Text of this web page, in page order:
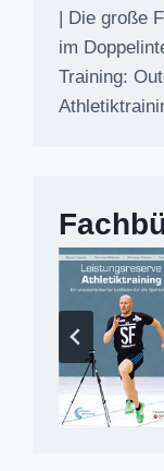
| Die große
im
Training: